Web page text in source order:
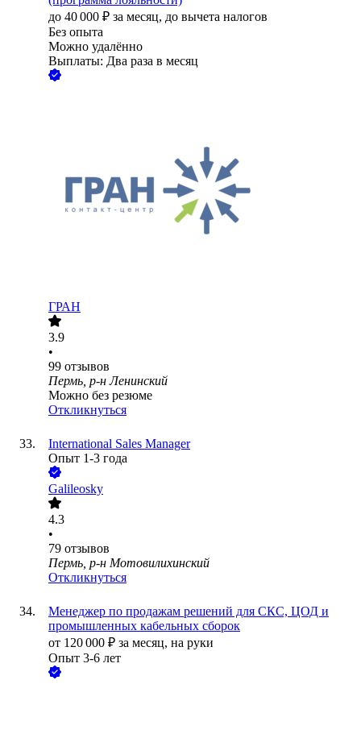
до 40 000 ₽ за месяц, до вычета налогов
Без опыта
Можно удалённо
Выплаты: Два раза в месяц
ГРАН
3.9
•
99 отзывов
Пермь, р-н Ленинский
Можно без резюме
Откликнуться
International Sales Manager
Опыт 1-3 года
Galileosky
4.3
•
79 отзывов
Пермь, р-н Мотовилихинский
Откликнуться
Менеджер по продажам решений для СКС, ЦОД и
промышленных кабельных сборок
от 120 000 ₽ за месяц, на руки
Опыт 3-6 лет